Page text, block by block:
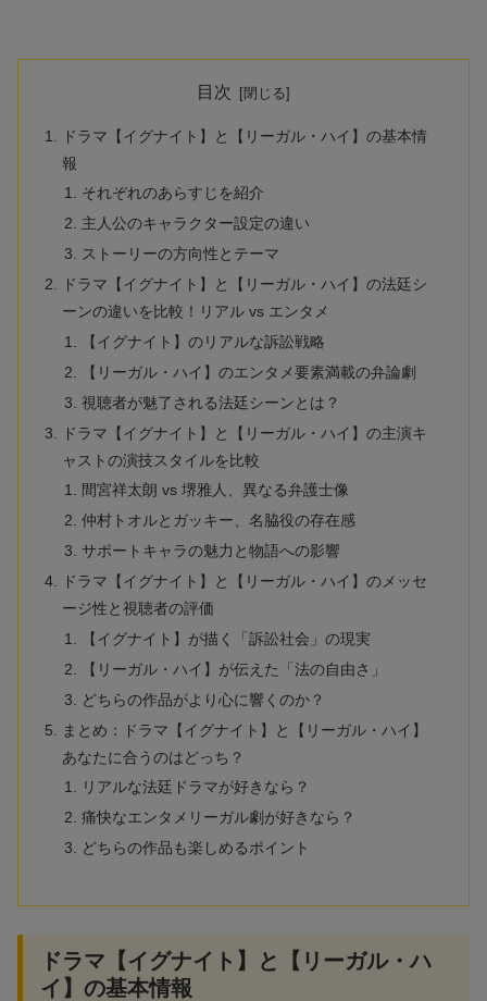
目次
ドラマ【イグナイト】と【リーガル・ハイ】の基本情
報
それぞれのあらすじを紹介
主人公のキャラクター設定の違い
ストーリーの方向性とテーマ
ドラマ【イグナイト】と【リーガル・ハイ】の法廷シ
ーンの違いを比較！リアル vs エンタメ
【イグナイト】のリアルな訴訟戦略
【リーガル・ハイ】のエンタメ要素満載の弁論劇
視聴者が魅了される法廷シーンとは？
ドラマ【イグナイト】と【リーガル・ハイ】の主演キ
ャストの演技スタイルを比較
間宮祥太朗 vs 堺雅人、異なる弁護士像
仲村トオルとガッキー、名脇役の存在感
サポートキャラの魅力と物語への影響
ドラマ【イグナイト】と【リーガル・ハイ】のメッセ
ージ性と視聴者の評価
【イグナイト】が描く「訴訟社会」の現実
【リーガル・ハイ】が伝えた「法の自由さ」
どちらの作品がより心に響くのか？
まとめ：ドラマ【イグナイト】と【リーガル・ハイ】
あなたに合うのはどっち？
リアルな法廷ドラマが好きなら？
痛快なエンタメリーガル劇が好きなら？
どちらの作品も楽しめるポイント
ドラマ【イグナイト】と【リーガル・ハ
イ】の基本情報